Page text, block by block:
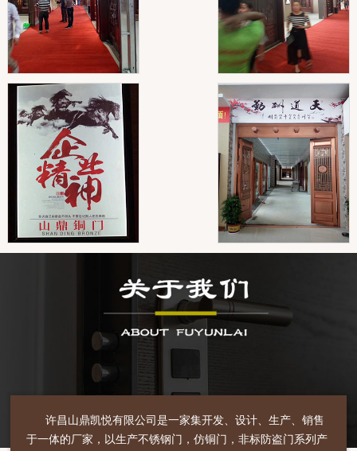
许昌山鼎凯悦有限公司是一家集开发、设计、生产、销售
于一体的厂家，以生产不锈钢门，仿铜门，非标防盗门系列产